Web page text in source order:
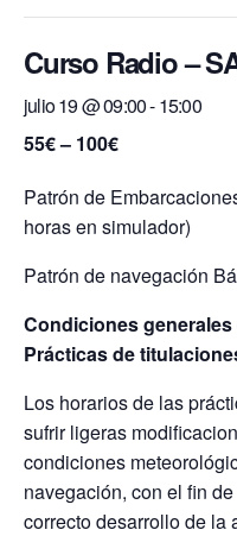
Curso Radio –
julio 19 @ 09:00-15:00
55€ – 100€
Patrón de
horas en simulador)
Patrón de navegación
Condiciones
Prácticas de
Los horarios de las
sufrir ligeras
condiciones
navegación, con el fin
correcto desarrollo de la